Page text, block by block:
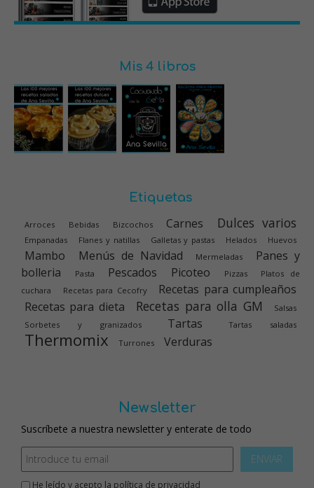
Mis 4 libros
Etiquetas
Arroces Bebidas Bizcochos Carnes Dulces varios
Empanadas Flanes y natillas Galletas y pastas Helados Huevos
Mambo Menús de Navidad Mermeladas
Panes y
bolleria
Pasta Pescados Picoteo Pizzas
Platos de
cuchara
Recetas para Cecofry
Recetas para cumpleaños
Recetas para dieta
Recetas para olla GM
Salsas
Sorbetes y granizados
Tartas Tartas saladas
Thermomix Turrones Verduras
Newsletter
Suscríbete a nuestra newsletter y enterate de todo
ENVIAR
He leído y acepto la política de privacidad